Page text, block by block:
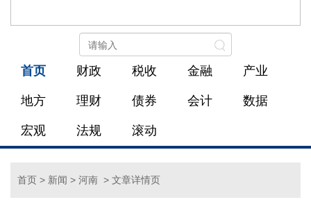
首页 财政 税收 金融 产业
地方 理财 债券 会计 数据
宏观 法规 滚动
首页 > 新闻 > 河南 > 文章详情页